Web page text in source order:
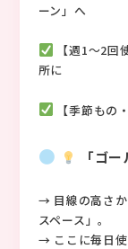
ーン」へ
【週1～2
所に
【季節もの
「ゴ
→ 目線の高さ
スペース」。
→ ここに毎日使